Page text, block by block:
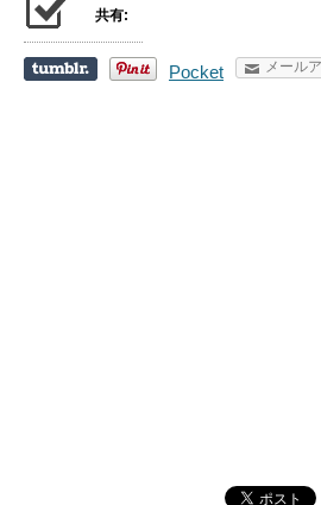
共有:
Pocket メール